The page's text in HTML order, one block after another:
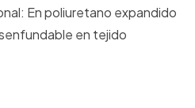
En poliuretano expandido
en tejido